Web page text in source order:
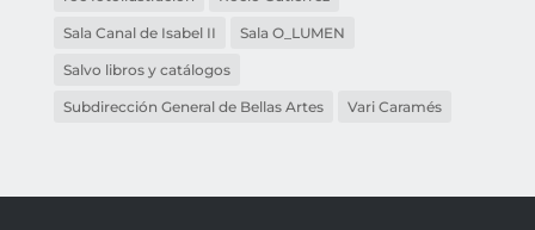
Sala Canal de Isabel II Sala O_LUMEN
Salvo libros y catálogos
Subdirección General de Bellas Artes Vari Caramés